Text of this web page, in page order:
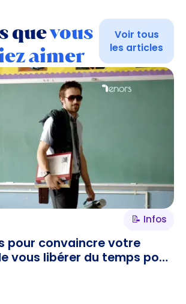
quevous
aimer
Voir tous
les articles
📝 Infos
pour convaincre votre
vous libérer du temps pour